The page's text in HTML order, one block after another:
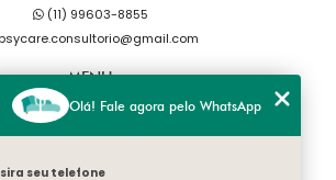
(11) 99603-8855
MENU
HOME
SOBRE NÓS
BLOG
Olá! Fale agora pelo WhatsApp
seu telefone